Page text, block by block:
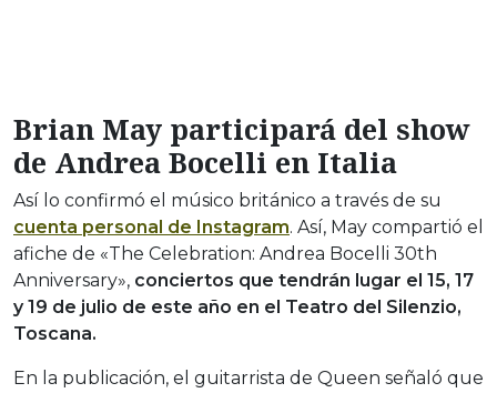
Brian May participará del show
de Andrea Bocelli en Italia
Así lo confirmó el músico británico a través de su
cuenta personal de Instagram. Así, May compartió el
afiche de «The Celebration: Andrea Bocelli 30th
Anniversary», conciertos que tendrán lugar el 15, 17
y 19 de julio de este año en el Teatro del Silenzio,
Toscana.
En la publicación, el guitarrista de Queen señaló que